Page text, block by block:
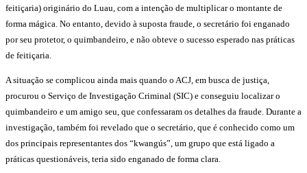
feitiçaria) originário do Luau, com a intenção de multiplicar o montante de
forma mágica. No entanto, devido à suposta fraude, o secretário foi enganado
por seu protetor, o quimbandeiro, e não obteve o sucesso esperado nas práticas
de feitiçaria.
A situação se complicou ainda mais quando o ACJ, em busca de justiça,
procurou o Serviço de Investigação Criminal (SIC) e conseguiu localizar o
quimbandeiro e um amigo seu, que confessaram os detalhes da fraude. Durante a
investigação, também foi revelado que o secretário, que é conhecido como um
dos principais representantes dos “kwangús”, um grupo que está ligado a
práticas questionáveis, teria sido enganado de forma clara.